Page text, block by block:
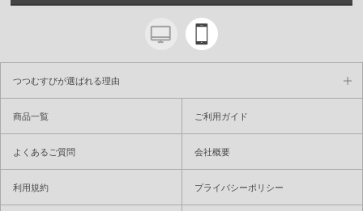
つつむすびが選ばれる理由
商品一覧 ご利用ガイド
よくあるご質問 会社概要
利用規約 プライバシーポリシー